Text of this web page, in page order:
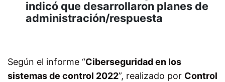
indicó que desarrollaron planes de
administración/respuesta
Según el informe “Ciberseguridad en los
sistemas de control 2022”, realizado por Control